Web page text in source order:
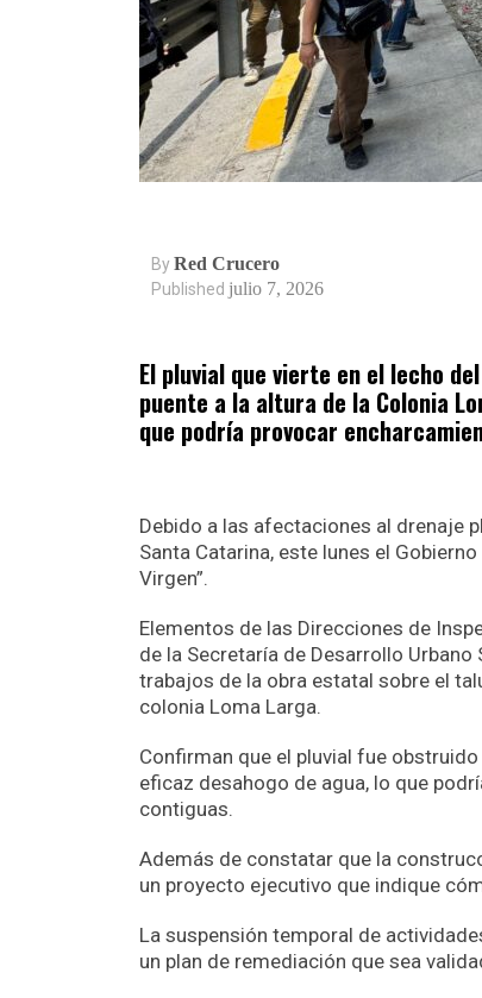
ByRed Crucero
Published julio 7, 2026
El pluvial que vierte en el lecho
puente a la altura de la Colonia
que podría provocar
Debido a las afectaciones al drenaje
Santa Catarina, este lunes el
Virgen”.
Elementos de las Direcciones de
de la Secretaría de Desarrollo
trabajos de la obra estatal sobre el
colonia Loma Larga.
Confirman que el pluvial fue
eficaz desahogo de agua, lo que
contiguas.
Además de constatar que la
un proyecto ejecutivo que indique
La suspensión temporal de
un plan de remediación que sea